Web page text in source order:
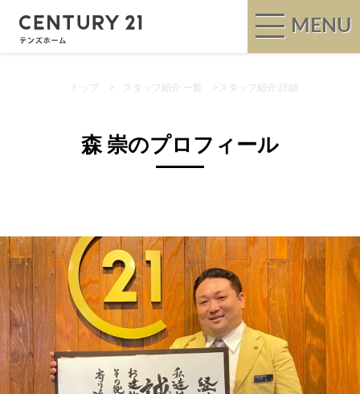
MENU
トップ > スタッフ紹介 一覧 > スタッフ紹介 詳細
森 崇のプロフィール